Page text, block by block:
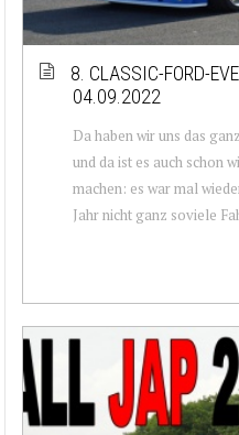
8. CLASSIC-FORD-
04.09.2022
Da haben wir uns das
und da ist es auch schon
machen: es war mal
Jahr nicht ganz soviele